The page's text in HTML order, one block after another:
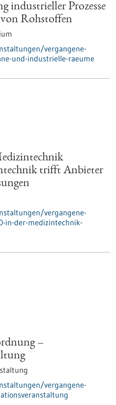
industrieller Prozesse
Rohstoffen
vergangene-
und-industrielle-raeume
trifft Anbieter
vergangene-
in-der-medizintechnik-
–
vergangene-